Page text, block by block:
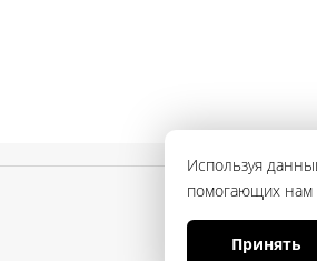
Используя
помогающих нам
Принять